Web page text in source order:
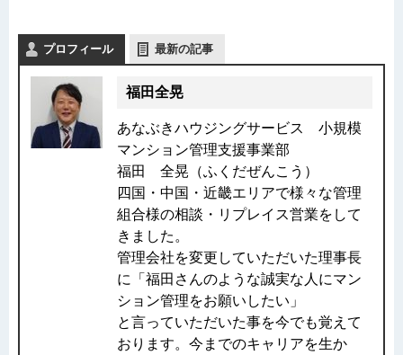
プロフィール 最新の記事
福田全晃
あなぶきハウジングサービス 小規模
マンション管理支援事業部
福田 全晃（ふくだぜんこう）
四国・中国・近畿エリアで様々な管理
組合様の相談・リプレイス営業をして
きました。
管理会社を変更していただいた理事長
に「福田さんのような誠実な人にマン
ション管理をお願いしたい」
と言っていただいた事を今でも覚えて
おります。今までのキャリアを生か